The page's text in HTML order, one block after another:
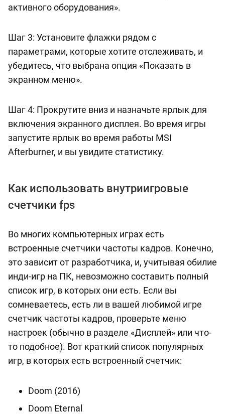
активного оборудования».
Шаг 3: Установите флажки рядом с
параметрами, которые хотите отслеживать, и
убедитесь, что выбрана опция «Показать в
экранном меню».
Шаг 4: Прокрутите вниз и назначьте ярлык для
включения экранного дисплея. Во время игры
запустите ярлык во время работы MSI
Afterburner, и вы увидите статистику.
Как использовать внутриигровые
счетчики fps
Во многих компьютерных играх есть
встроенные счетчики частоты кадров. Конечно,
это зависит от разработчика, и, учитывая обилие
инди-игр на ПК, невозможно составить полный
список игр, в которых они есть. Если вы
сомневаетесь, есть ли в вашей любимой игре
счетчик частоты кадров, проверьте меню
настроек (обычно в разделе «Дисплей» или что-
то подобное). Вот краткий список популярных
игр, в которых есть встроенный счетчик:
Doom (2016)
Doom Eternal